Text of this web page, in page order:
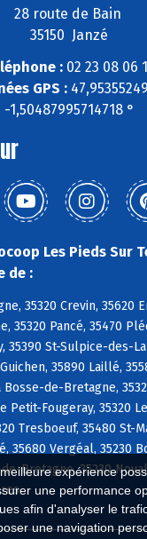
expérience
une performance
afin d'analyser le
une navigation
28 route de Bain
35150 Janzé
:02 23 08 06
GPS :
-1,50487995714718 °
Les Pieds Sur
de :
35320 Crevin, 35620
35320 Pancé, 35470
35390 St-Sulpice-des-
35890 Laillé,
Bosse-de-Bretagne,
Petit-Fougeray, 35320
Tresboeuf, 35480 St-
35680 Vergéal, 35230
de-Bretagne, 35230